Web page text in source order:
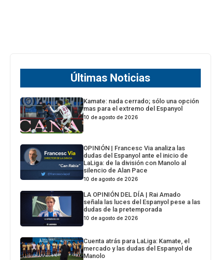
Últimas Noticias
Kamate: nada cerrado; sólo una opción
mas para el extremo del Espanyol
10 de agosto de 2026
OPINIÓN | Francesc Via analiza las
dudas del Espanyol ante el inicio de
LaLiga: de la división con Manolo al
silencio de Alan Pace
10 de agosto de 2026
LA OPINIÓN DEL DÍA | Rai Amado
señala las luces del Espanyol pese a las
dudas de la pretemporada
10 de agosto de 2026
Cuenta atrás para LaLiga: Kamate, el
mercado y las dudas del Espanyol de
Manolo